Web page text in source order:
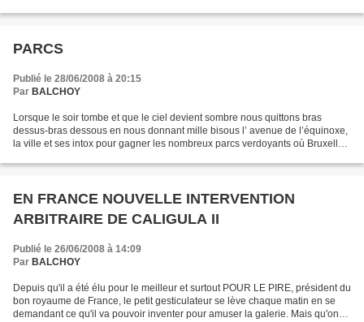
PARCS
Publié le 28/06/2008 à 20:15
Par BALCHOY
Lorsque le soir tombe et que le ciel devient sombre nous quittons bras
dessus-bras dessous en nous donnant mille bisous l’ avenue de l’équinoxe,
la ville et ses intox pour gagner les nombreux parcs verdoyants où Bruxelles
EN FRANCE NOUVELLE INTERVENTION
ARBITRAIRE DE CALIGULA II
Publié le 26/06/2008 à 14:09
Par BALCHOY
Depuis qu'il a été élu pour le meilleur et surtout POUR LE PIRE, président du
bon royaume de France, le petit gesticulateur se lève chaque matin en se
demandant ce qu'il va pouvoir inventer pour amuser la galerie. Mais qu'on